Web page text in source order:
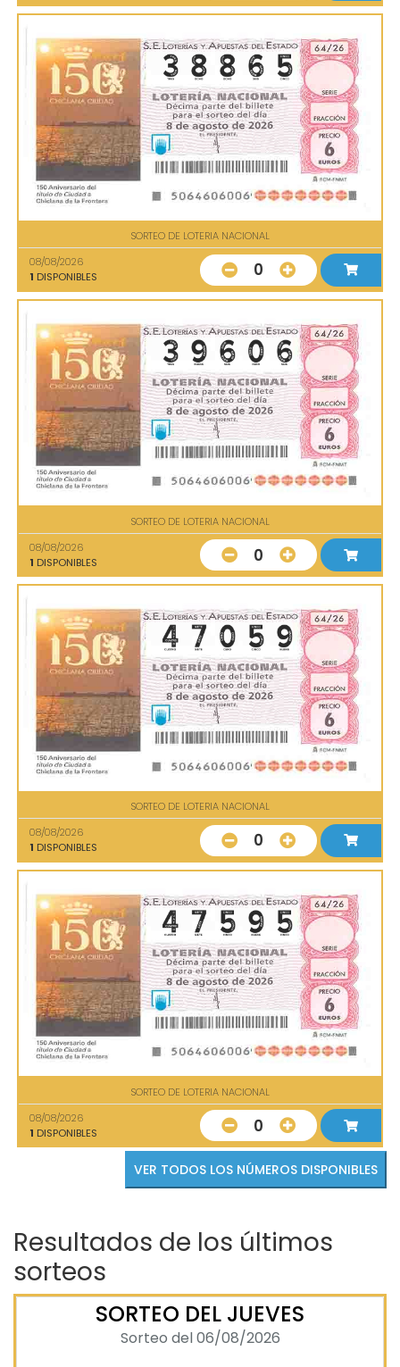
SORTEO DE LOTERIA NACIONAL
08/08/2026
1 DISPONIBLES 0
SORTEO DE LOTERIA NACIONAL
08/08/2026
1 DISPONIBLES 0
SORTEO DE LOTERIA NACIONAL
08/08/2026
1 DISPONIBLES 0
SORTEO DE LOTERIA NACIONAL
08/08/2026
1 DISPONIBLES 0
VER TODOS LOS NÚMEROS DISPONIBLES
Resultados de los últimos
sorteos
SORTEO DEL JUEVES
Sorteo del 06/08/2026